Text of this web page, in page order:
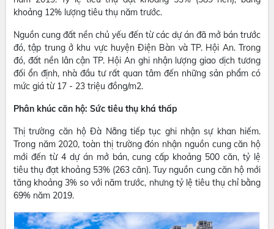
khoảng 12% lượng tiêu thụ năm trước.
Nguồn cung đất nền chủ yếu đến từ các dự án đã mở bán trước
đó, tập trung ở khu vực huyện Điện Bàn và TP. Hội An. Trong
đó, đất nền lân cận TP. Hội An ghi nhận lượng giao dịch tương
đối ổn định, nhà đầu tư rất quan tâm đến những sản phẩm có
mức giá từ 17 - 23 triệu đồng/m2.
Phân khúc căn hộ: Sức tiêu thụ khá thấp
Thị trường căn hộ Đà Nẵng tiếp tục ghi nhận sự khan hiếm.
Trong năm 2020, toàn thị trường đón nhận nguồn cung căn hộ
mới đến từ 4 dự án mở bán, cung cấp khoảng 500 căn, tỷ lệ
tiêu thụ đạt khoảng 53% (263 căn). Tuy nguồn cung căn hộ mới
tăng khoảng 3% so với năm trước, nhưng tỷ lệ tiêu thụ chỉ bằng
69% năm 2019.